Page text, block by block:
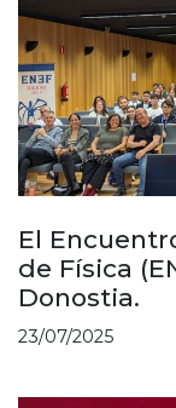
El
de Física
Donostia.
23/07/2025